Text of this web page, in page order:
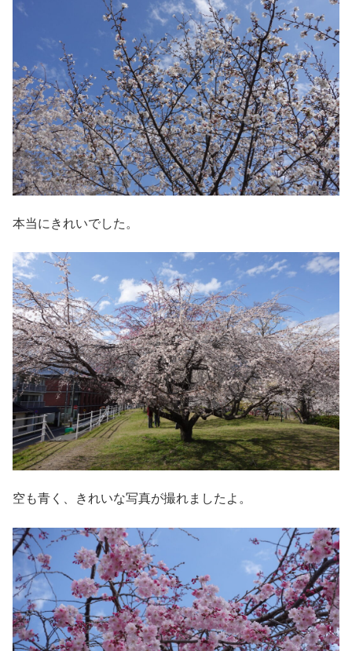
本当にきれいでした。
空も青く、きれいな写真が撮れましたよ。